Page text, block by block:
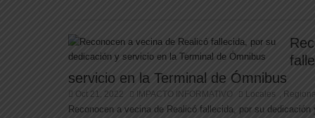
servicio en la Terminal de Ómnibus
Oct 21, 2022 IMPACTO INFORMATIVO Locales
Reconocen a vecina de Realicó fallecida, por su